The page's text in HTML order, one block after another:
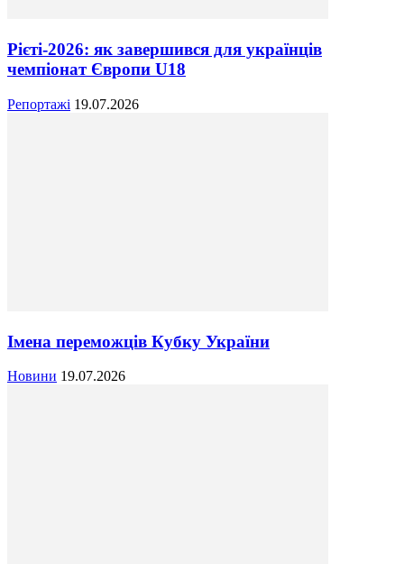
Рієті-2026: як завершився для українців
чемпіонат Європи U18
Репортажі 19.07.2026
Імена переможців Кубку України
Новини 19.07.2026